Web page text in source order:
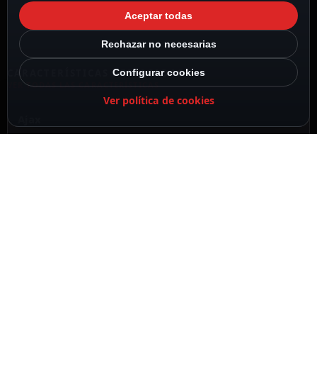
CARACTERÍSTICAS DESTACADAS
VER TODAS LAS CARACTERÍSTICAS
Aceptar todas
Rechazar no necesarias
Configurar cookies
Ver política de cookies